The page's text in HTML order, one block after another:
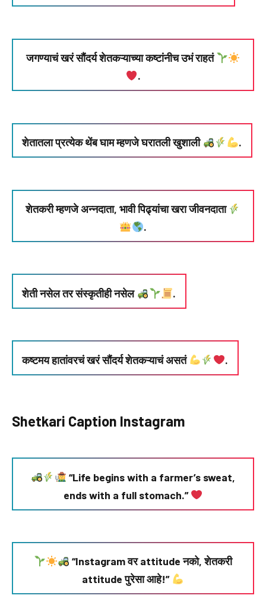
जगण्याचं खरं सौंदर्य शेतकऱ्याच्या कष्टांनीच उभं राहतं
.
शेतातला प्रत्येक थेंब घाम म्हणजे घरातली खुशाली .
शेतकरी म्हणजे अन्नदाता, भावी पिढ्यांचा खरा जीवनदाता
.
शेती नसेल तर संस्कृतीही नसेल .
कष्टमय हातांवरचं खरं सौंदर्य शेतकऱ्याचं असतं .
Shetkari Caption Instagram
“Life begins with a farmer’s sweat,
ends with a full stomach.”
“Instagram वर attitude नको, शेतकरी
attitude पुरेसा आहे!”